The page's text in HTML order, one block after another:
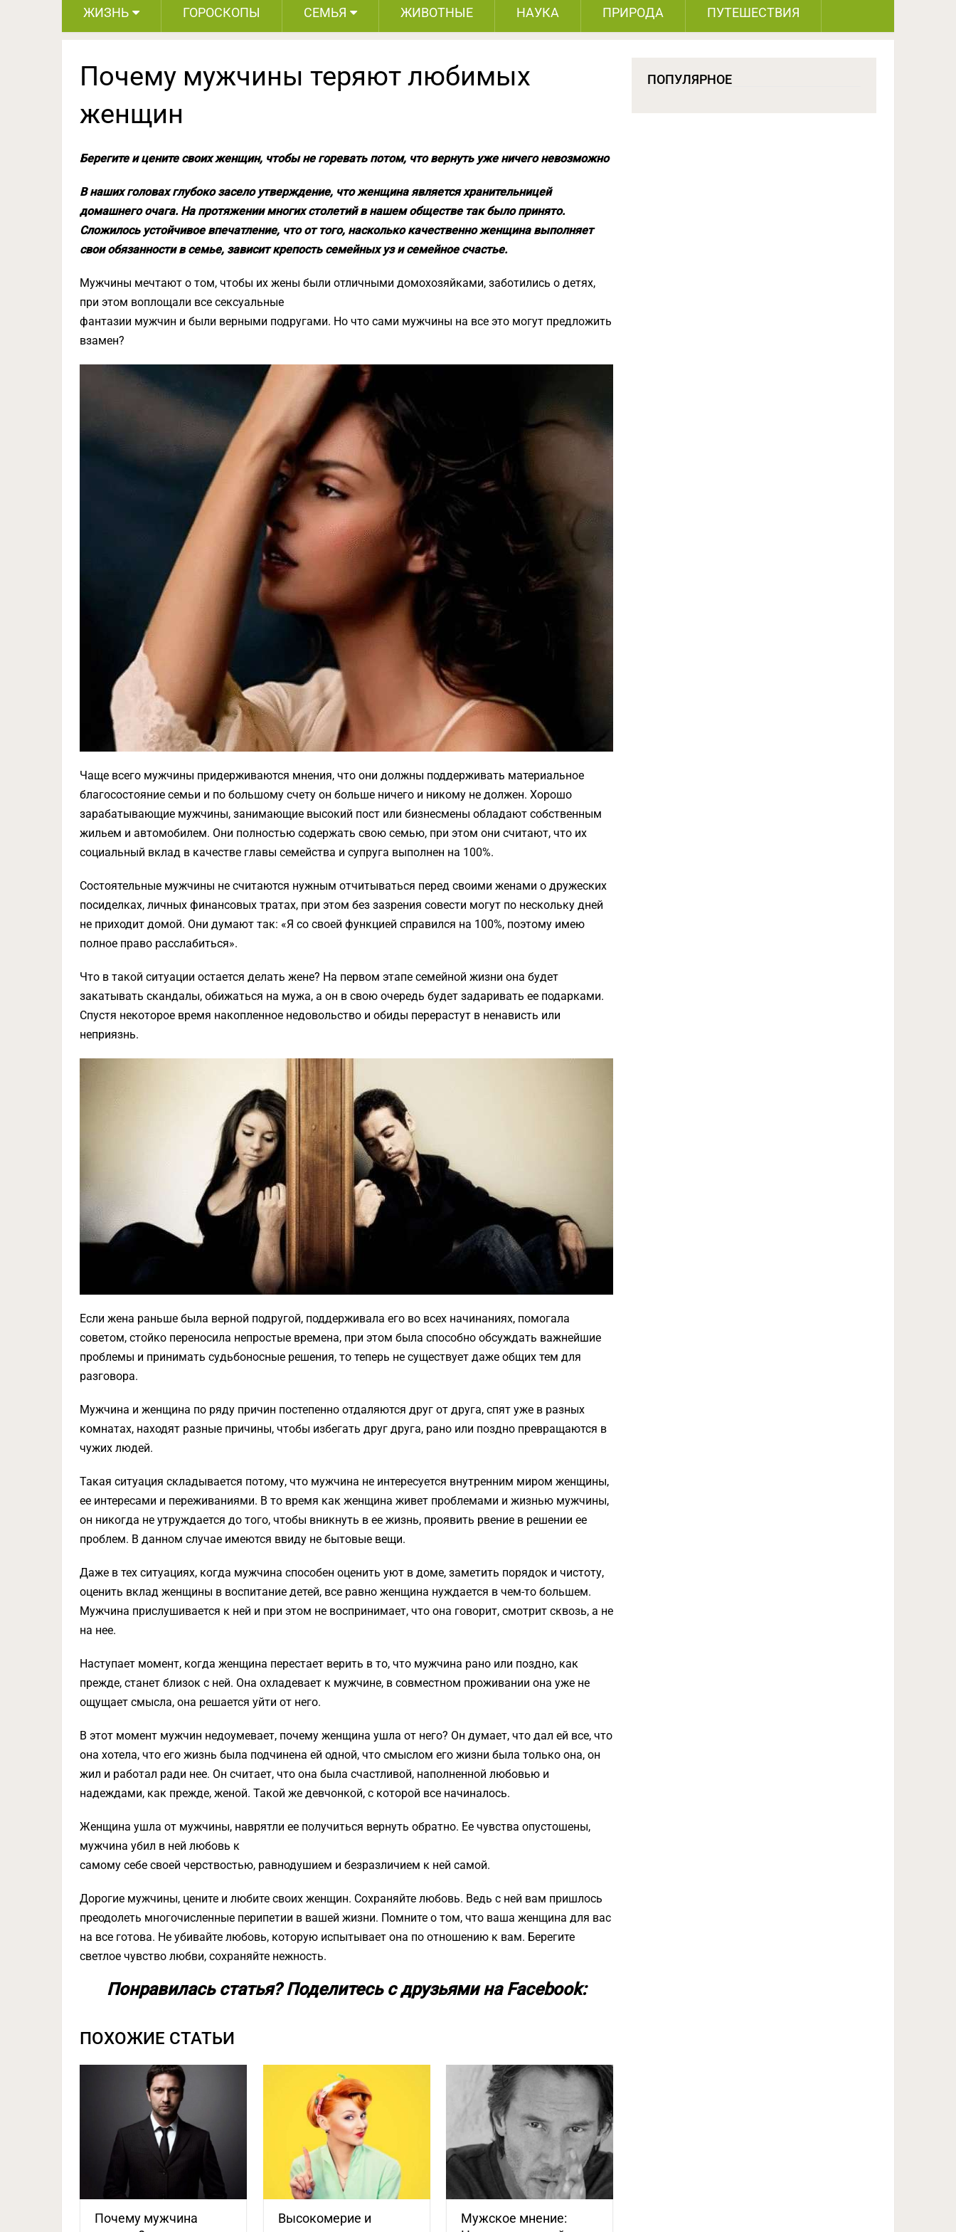
ЖИЗНЬ ГОРОСКОПЫ СЕМЬЯ ЖИВОТНЫЕ НАУКА ПРИРОДА ПУТЕШЕСТВИЯ
Почему мужчины теряют любимых
женщин
Берегите и цените своих женщин, чтобы не горевать потом, что вернуть уже ничего невозможно
В наших головах глубоко засело утверждение, что женщина является хранительницей
домашнего очага. На протяжении многих столетий в нашем обществе так было принято.
Сложилось устойчивое впечатление, что от того, насколько качественно женщина выполняет
свои обязанности в семье, зависит крепость семейных уз и семейное счастье.
Мужчины мечтают о том, чтобы их жены были отличными домохозяйками, заботились о детях,
при этом воплощали все сексуальные
фантазии мужчин и были верными подругами. Но что сами мужчины на все это могут предложить
взамен?
Чаще всего мужчины придерживаются мнения, что они должны поддерживать материальное
благосостояние семьи и по большому счету он больше ничего и никому не должен. Хорошо
зарабатывающие мужчины, занимающие высокий пост или бизнесмены обладают собственным
жильем и автомобилем. Они полностью содержать свою семью, при этом они считают, что их
социальный вклад в качестве главы семейства и супруга выполнен на 100%.
Состоятельные мужчины не считаются нужным отчитываться перед своими женами о дружеских
посиделках, личных финансовых тратах, при этом без зазрения совести могут по нескольку дней
не приходит домой. Они думают так: «Я со своей функцией справился на 100%, поэтому имею
полное право расслабиться».
Что в такой ситуации остается делать жене? На первом этапе семейной жизни она будет
закатывать скандалы, обижаться на мужа, а он в свою очередь будет задаривать ее подарками.
Спустя некоторое время накопленное недовольство и обиды перерастут в ненависть или
неприязнь.
Если жена раньше была верной подругой, поддерживала его во всех начинаниях, помогала
советом, стойко переносила непростые времена, при этом была способно обсуждать важнейшие
проблемы и принимать судьбоносные решения, то теперь не существует даже общих тем для
разговора.
Мужчина и женщина по ряду причин постепенно отдаляются друг от друга, спят уже в разных
комнатах, находят разные причины, чтобы избегать друг друга, рано или поздно превращаются в
чужих людей.
Такая ситуация складывается потому, что мужчина не интересуется внутренним миром женщины,
ее интересами и переживаниями. В то время как женщина живет проблемами и жизнью мужчины,
он никогда не утруждается до того, чтобы вникнуть в ее жизнь, проявить рвение в решении ее
проблем. В данном случае имеются ввиду не бытовые вещи.
Даже в тех ситуациях, когда мужчина способен оценить уют в доме, заметить порядок и чистоту,
оценить вклад женщины в воспитание детей, все равно женщина нуждается в чем-то большем.
Мужчина прислушивается к ней и при этом не воспринимает, что она говорит, смотрит сквозь, а не
на нее.
Наступает момент, когда женщина перестает верить в то, что мужчина рано или поздно, как
прежде, станет близок с ней. Она охладевает к мужчине, в совместном проживании она уже не
ощущает смысла, она решается уйти от него.
В этот момент мужчин недоумевает, почему женщина ушла от него? Он думает, что дал ей все, что
она хотела, что его жизнь была подчинена ей одной, что смыслом его жизни была только она, он
жил и работал ради нее. Он считает, что она была счастливой, наполненной любовью и
надеждами, как прежде, женой. Такой же девчонкой, с которой все начиналось.
Женщина ушла от мужчины, наврятли ее получиться вернуть обратно. Ее чувства опустошены,
мужчина убил в ней любовь к
самому себе своей черствостью, равнодушием и безразличием к ней самой.
Дорогие мужчины, цените и любите своих женщин. Сохраняйте любовь. Ведь с ней вам пришлось
преодолеть многочисленные перипетии в вашей жизни. Помните о том, что ваша женщина для вас
на все готова. Не убивайте любовь, которую испытывает она по отношению к вам. Берегите
светлое чувство любви, сохраняйте нежность.
Понравилась статья? Поделитесь с друзьями на Facebook:
ПОХОЖИЕ СТАТЬИ
Почему мужчина
Высокомерие и
Мужское мнение:
ПОПУЛЯРНОЕ